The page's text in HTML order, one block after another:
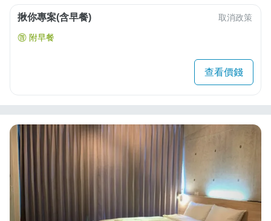
揪你專案(含早餐) 取消政策
附早餐
查看價錢